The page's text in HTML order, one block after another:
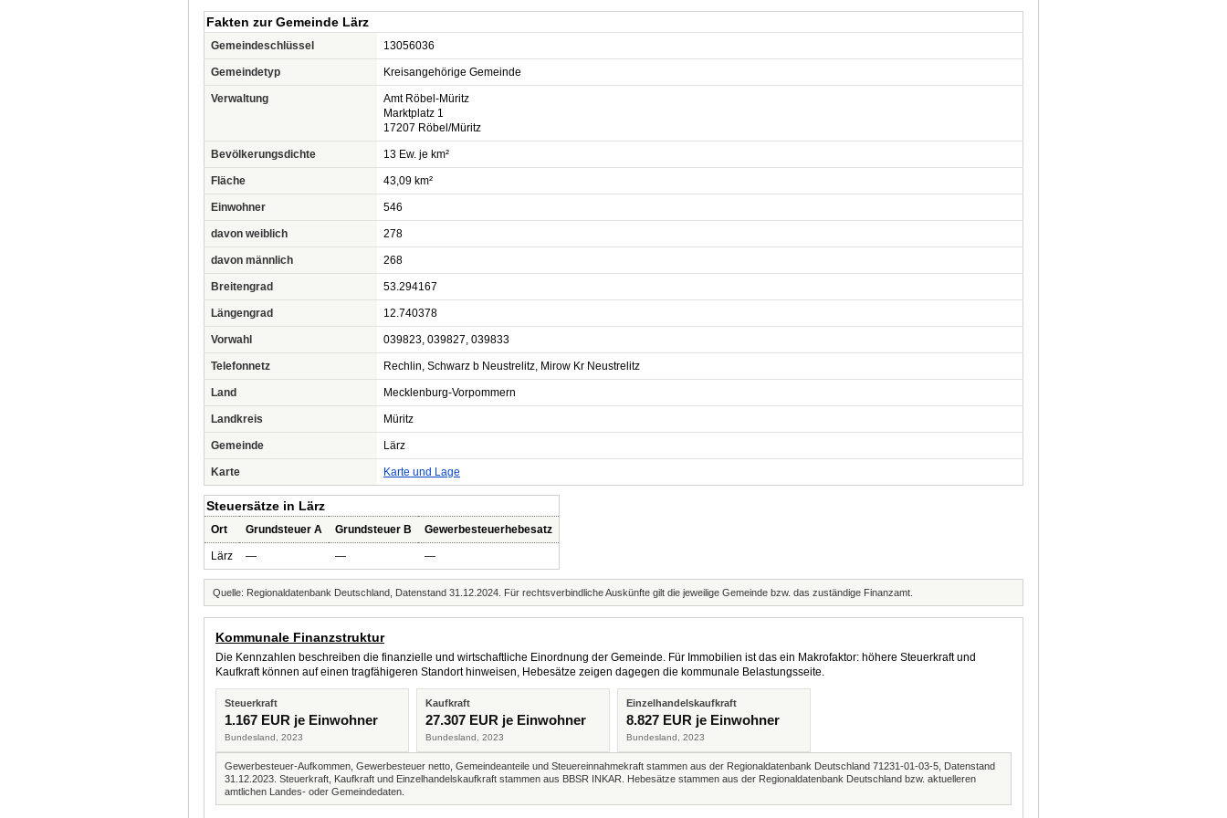
Fakten zur Gemeinde Lärz
Gemeindeschlüssel 13056036
Gemeindetyp Kreisangehörige Gemeinde
Verwaltung
Amt Röbel-Müritz
Marktplatz 1
17207 Röbel/Müritz
Bevölkerungsdichte 13 Ew. je km²
Fläche 43,09 km²
Einwohner 546
davon weiblich 278
davon männlich 268
Breitengrad 53.294167
Längengrad 12.740378
Vorwahl 039823, 039827, 039833
Telefonnetz Rechlin, Schwarz b Neustrelitz, Mirow Kr Neustrelitz
Land Mecklenburg-Vorpommern
Landkreis Müritz
Gemeinde Lärz
Karte Karte und Lage
Steuersätze in Lärz
Ort Grundsteuer A Grundsteuer B Gewerbesteuerhebesatz
Lärz — — —
Quelle: Regionaldatenbank Deutschland, Datenstand 31.12.2024. Für rechtsverbindliche Auskünfte gilt die jeweilige Gemeinde bzw. das zuständige Finanzamt.
Kommunale Finanzstruktur
Die Kennzahlen beschreiben die finanzielle und wirtschaftliche Einordnung der Gemeinde. Für Immobilien ist das ein Makrofaktor: höhere Steuerkraft und
Kaufkraft können auf einen tragfähigeren Standort hinweisen, Hebesätze zeigen dagegen die kommunale Belastungsseite.
Steuerkraft
1.167 EUR je Einwohner
Bundesland, 2023
Kaufkraft
27.307 EUR je Einwohner
Bundesland, 2023
Einzelhandelskaufkraft
8.827 EUR je Einwohner
Bundesland, 2023
Gewerbesteuer-Aufkommen, Gewerbesteuer netto, Gemeindeanteile und Steuereinnahmekraft stammen aus der Regionaldatenbank Deutschland 71231-01-03-5, Datenstand
31.12.2023. Steuerkraft, Kaufkraft und Einzelhandelskaufkraft stammen aus BBSR INKAR. Hebesätze stammen aus der Regionaldatenbank Deutschland bzw. aktuelleren
amtlichen Landes- oder Gemeindedaten.